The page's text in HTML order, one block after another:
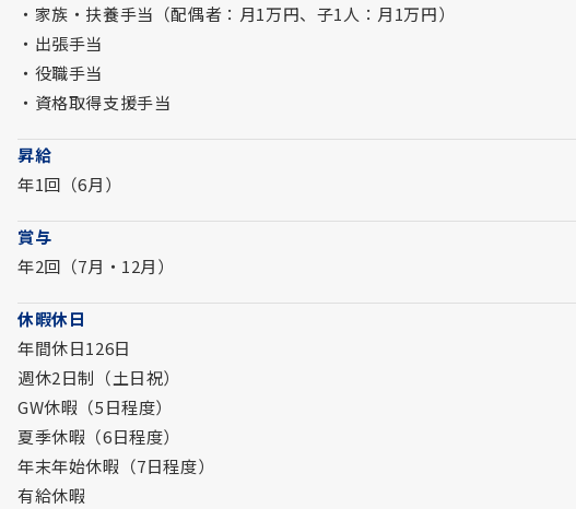
・家族・扶養手当（配偶者：月1万円、子1人：月1万円）
・出張手当
・役職手当
・資格取得支援手当
昇給
年1回（6月）
賞与
年2回（7月・12月）
休暇休日
年間休日126日
週休2日制（土日祝）
GW休暇（5日程度）
夏季休暇（6日程度）
年末年始休暇（7日程度）
有給休暇